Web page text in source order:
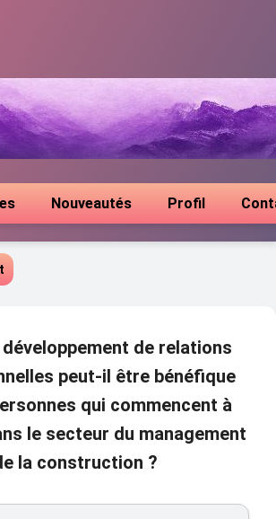
Nouveautés Profil
développement de relations
peut-il être bénéfique
qui commencent à
le secteur du management
la construction ?